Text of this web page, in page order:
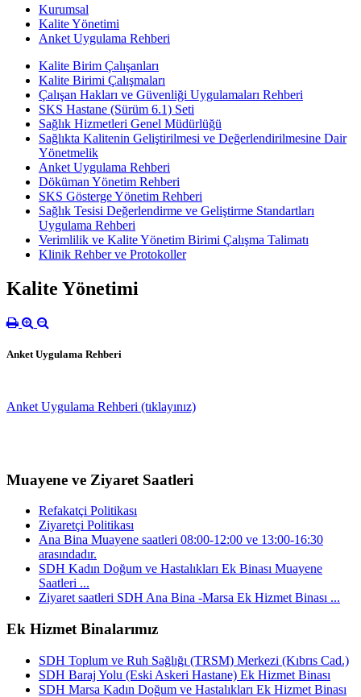
Kurumsal
Kalite Yönetimi
Anket Uygulama Rehberi
Kalite Birim Çalışanları
Kalite Birimi Çalışmaları
Çalışan Hakları ve Güvenliği Uygulamaları Rehberi
SKS Hastane (Sürüm 6.1) Seti
Sağlık Hizmetleri Genel Müdürlüğü
Sağlıkta Kalitenin Geliştirilmesi ve Değerlendirilmesine Dair
Yönetmelik
Anket Uygulama Rehberi
Döküman Yönetim Rehberi
SKS Gösterge Yönetim Rehberi
Sağlık Tesisi Değerlendirme ve Geliştirme Standartları
Uygulama Rehberi
Verimlilik ve Kalite Yönetim Birimi Çalışma Talimatı
Klinik Rehber ve Protokoller
Kalite Yönetimi
Anket Uygulama Rehberi
Anket Uygulama Rehberi (tıklayınız)
Muayene ve Ziyaret Saatleri
Refakatçi Politikası
Ziyaretçi Politikası
Ana Bina Muayene saatleri 08:00-12:00 ve 13:00-16:30
arasındadır.
SDH Kadın Doğum ve Hastalıkları Ek Binası Muayene
Saatleri ...
Ziyaret saatleri SDH Ana Bina -Marsa Ek Hizmet Binası ...
Ek Hizmet Binalarımız
SDH Toplum ve Ruh Sağlığı (TRSM) Merkezi (Kıbrıs Cad.)
SDH Baraj Yolu (Eski Askeri Hastane) Ek Hizmet Binası
SDH Marsa Kadın Doğum ve Hastalıkları Ek Hizmet Binası